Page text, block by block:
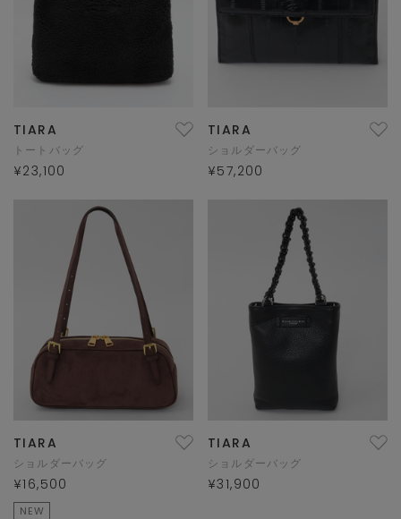
TIARA
トートバッグ
¥23,100
TIARA
ショルダーバッグ
¥57,200
TIARA
ショルダーバッグ
¥16,500
NEW
TIARA
ショルダーバッグ
¥31,900